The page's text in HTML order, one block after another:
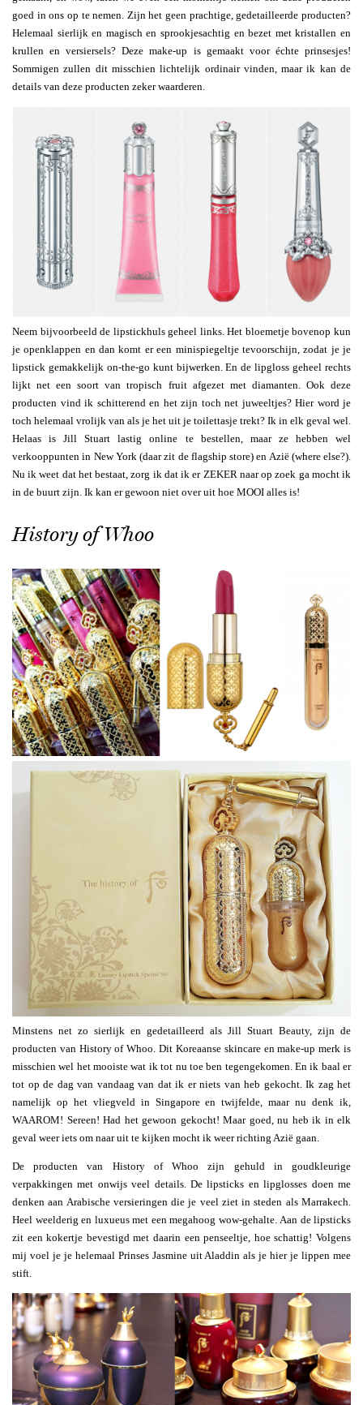
goed in ons op te nemen. Zijn het geen prachtige, gedetailleerde producten?
Helemaal sierlijk en magisch en sprookjesachtig en bezet met kristallen en
krullen en versiersels? Deze make-up is gemaakt voor échte prinsesjes!
Sommigen zullen dit misschien lichtelijk ordinair vinden, maar ik kan de
details van deze producten zeker waarderen.
Neem bijvoorbeeld de lipstickhuls geheel links. Het bloemetje bovenop kun
je openklappen en dan komt er een minispiegeltje tevoorschijn, zodat je je
lipstick gemakkelijk on-the-go kunt bijwerken. En de lipgloss geheel rechts
lijkt net een soort van tropisch fruit afgezet met diamanten. Ook deze
producten vind ik schitterend en het zijn toch net juweeltjes? Hier word je
toch helemaal vrolijk van als je het uit je toilettasje trekt? Ik in elk geval wel.
Helaas is Jill Stuart lastig online te bestellen, maar ze hebben wel
verkooppunten in New York (daar zit de flagship store) en Azië (where else?).
Nu ik weet dat het bestaat, zorg ik dat ik er ZEKER naar op zoek ga mocht ik
in de buurt zijn. Ik kan er gewoon niet over uit hoe MOOI alles is!
History of Whoo
Minstens net zo sierlijk en gedetailleerd als Jill Stuart Beauty, zijn de
producten van History of Whoo. Dit Koreaanse skincare en make-up merk is
misschien wel het mooiste wat ik tot nu toe ben tegengekomen. En ik baal er
tot op de dag van vandaag van dat ik er niets van heb gekocht. Ik zag het
namelijk op het vliegveld in Singapore en twijfelde, maar nu denk ik,
WAAROM! Sereen! Had het gewoon gekocht! Maar goed, nu heb ik in elk
geval weer iets om naar uit te kijken mocht ik weer richting Azië gaan.
De producten van History of Whoo zijn gehuld in goudkleurige
verpakkingen met onwijs veel details. De lipsticks en lipglosses doen me
denken aan Arabische versieringen die je veel ziet in steden als Marrakech.
Heel weelderig en luxueus met een megahoog wow-gehalte. Aan de lipsticks
zit een kokertje bevestigd met daarin een penseeltje, hoe schattig! Volgens
mij voel je je helemaal Prinses Jasmine uit Aladdin als je hier je lippen mee
stift.